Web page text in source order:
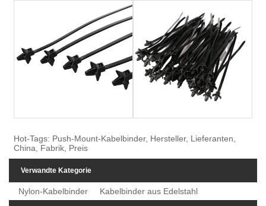
Hot-Tags: Push-Mount-Kabelbinder, Hersteller, Lieferanten,
China, Fabrik, Preis
Verwandte Kategorie
Nylon-Kabelbinder Kabelbinder aus Edelstahl